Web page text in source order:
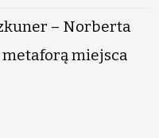
– Norberta
miejsca